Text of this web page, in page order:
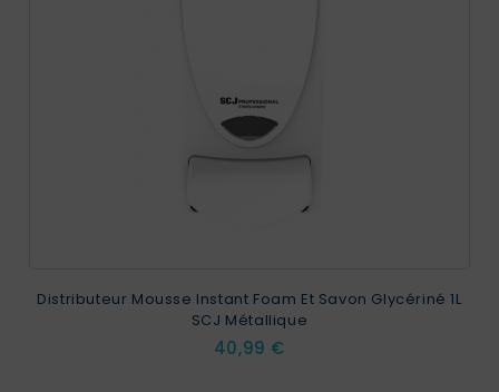
Distributeur Mousse Instant Foam Et Savon Glycériné 1L
SCJ Métallique
Prix
40,99 €